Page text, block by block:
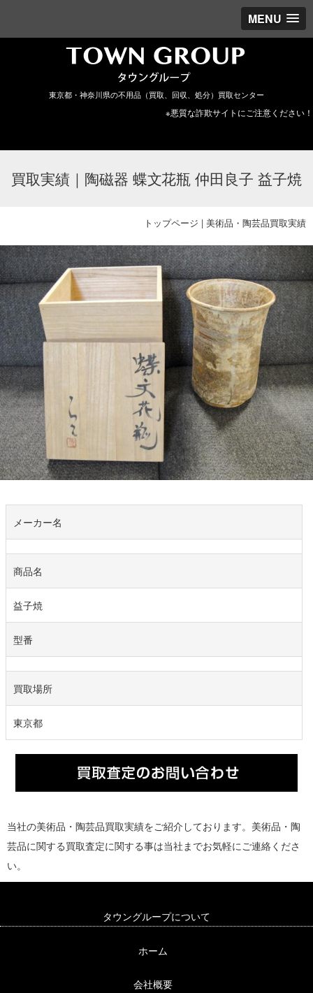
MENU
東京都・神奈川県の不用品（買取、回収、処分）買取センター
※悪質な詐欺サイトにご注意ください！
買取実績｜陶磁器 蝶文花瓶 仲田良子 益子焼
トップページ |美術品・陶芸品買取実績
メーカー名
商品名
益子焼
型番
買取場所
東京都
当社の美術品・陶芸品買取実績をご紹介しております。美術品・陶
芸品に関する買取査定に関する事は当社までお気軽にご連絡くださ
い。
タウングループについて
ホーム
会社概要